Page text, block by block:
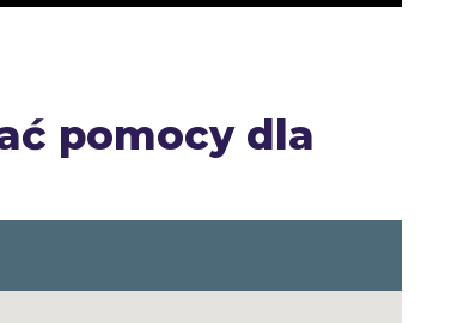
pomocy dla